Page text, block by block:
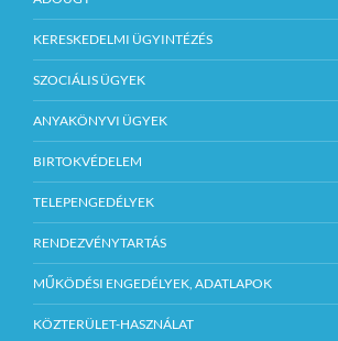
KERESKEDELMI ÜGYINTÉZÉS
SZOCIÁLIS ÜGYEK
ANYAKÖNYVI ÜGYEK
BIRTOKVÉDELEM
TELEPENGEDÉLYEK
RENDEZVÉNYTARTÁS
MŰKÖDÉSI ENGEDÉLYEK, ADATLAPOK
KÖZTERÜLET-HASZNÁLAT